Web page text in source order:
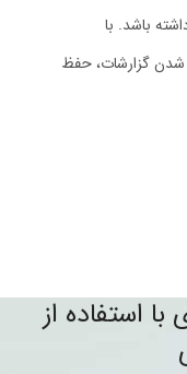
باشد. با
شدن گزارشات، حفظ
استفاده از